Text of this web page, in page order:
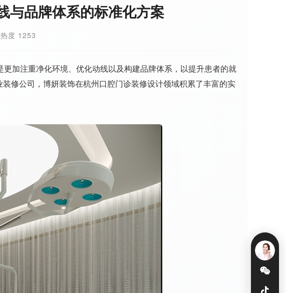
与品牌体系的标准化方案
度 1253
加注重净化环境、优化动线以及构建品牌体系，以提升患者的就
修公司，博妍装饰在杭州口腔门诊装修设计领域积累了丰富的实